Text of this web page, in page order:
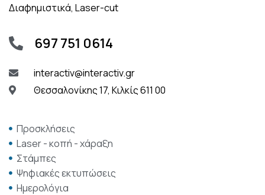
Διαφημιστικά, Laser-cut
697 751 0614
interactiv@interactiv.gr
Θεσσαλονίκης 17, Κιλκίς 611 00
Προσκλήσεις
Laser - κοπή - χάραξη
Στάμπες
Ψηφιακές εκτυπώσεις
Ημερολόγια